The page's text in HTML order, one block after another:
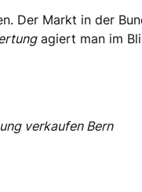
Der Markt in der
agiert man im
verkaufen Bern